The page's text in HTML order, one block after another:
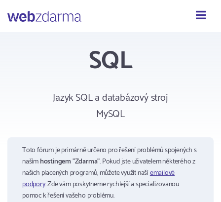
SQL
Jazyk SQL a databázový stroj
MySQL
Toto fórum je primárně určeno pro řešení problémů spojených s
našímhostingem "Zdarma". Pokud jste uživatelem některého z
našich placených programů, můžete využít našíemailové
podpory. Zde vám poskytneme rychlejší a specializovanou
pomoc k řešení vašeho problému.